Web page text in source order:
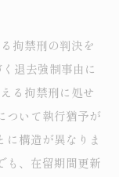
拘禁刑の判決を
退去強制事由に
る拘禁刑に処せ
ついて執行猶予が
構造が異なりま
も、在留期間更新